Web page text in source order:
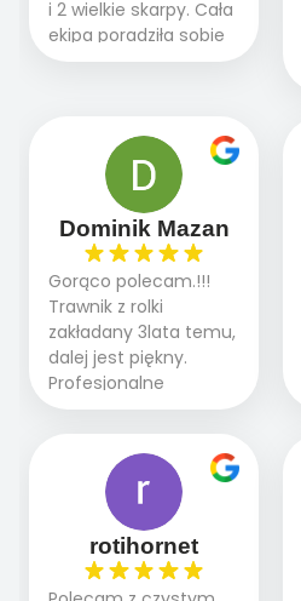
i 2 wielkie skarpy. Cała
ekipa poradziła sobie
WSPANIALE od
panowie wiedzą co
robią. Wszystko poszło
sprawnie i szybko.
Doradztwo w
pielęgnacji trawnika
teraz i na późniejszym
etapie jest dużym
plusem. Teraz razem
z dzieckiem i małym
pieskiem cieszymy się
pięknym trawnikiem :)
A trawa robi efekt
Dominik Mazan
Gorąco polecam.!!!
Trawnik z rolki
zakładany 3lata temu,
dalej jest piękny.
Profesjonalne
podejście do pracy,
2 zlecenia na rolkę.
Polecam.
rotihornet